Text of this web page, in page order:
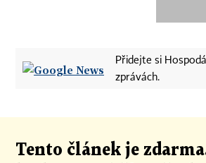
Přidejte si
zprávách.
Tento článek je